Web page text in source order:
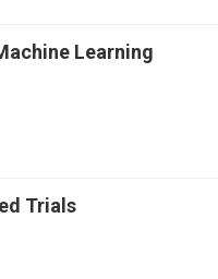
Learning
Trials